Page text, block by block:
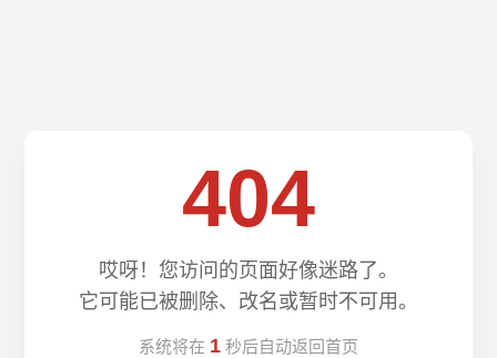
404
哎呀！您访问的页面好像迷路了。
它可能已被删除、改名或暂时不可用。
系统将在 1 秒后自动返回首页